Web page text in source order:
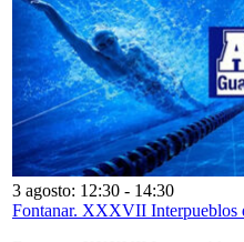
3 agosto: 12:30 - 14:30
Fontanar. XXXVII Interpueblos